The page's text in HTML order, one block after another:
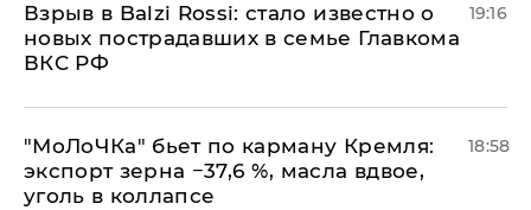
Взрыв в Balzi Rossi: стало известно о
новых пострадавших в семье Главкома
ВКС РФ
19:16
​"МоЛоЧКа" бьет по карману Кремля:
экспорт зерна −37,6 %, масла вдвое,
уголь в коллапсе
18:58